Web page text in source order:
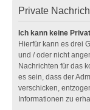
Private
Ich kann keine
Hierfür kann es drei
und / oder nicht
Nachrichten für das
es sein, dass der
verschicken,
Informationen zu